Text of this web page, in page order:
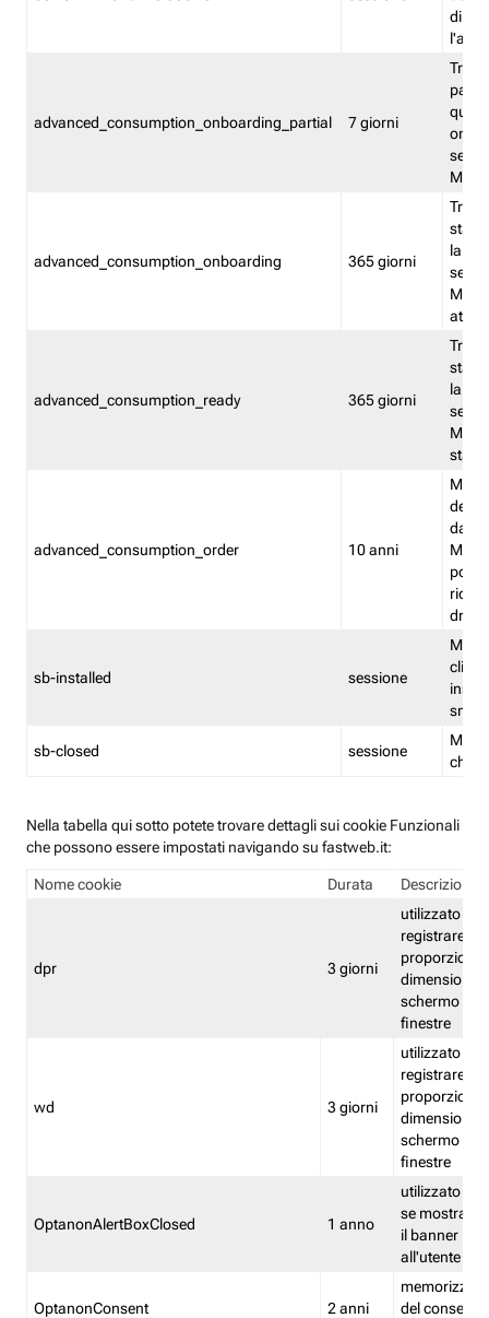
advanced_consumption_onboarding_partial 7 giorni
advanced_consumption_onboarding 365 giorni
stata
la
advanced_consumption_ready 365 giorni
stata
la
stato
advanced_consumption_order 10 anni
delle
sb-installed sessione
sb-closed sessione
Nella tabella qui sotto potete trovare dettagli sui cookie Funzionali
che possono essere impostati navigando su fastweb.it:
Nome cookie Durata Descrizione
dpr 3 giorni
utilizzato per
registrare le
proporzioni
dimensioni
schermo e
finestre
wd 3 giorni
utilizzato per
registrare le
proporzioni
dimensioni
schermo e
finestre
OptanonAlertBoxClosed 1 anno
utilizzato per
se mostrare
il banner
all'utente
OptanonConsent 2 anni
memorizza
del